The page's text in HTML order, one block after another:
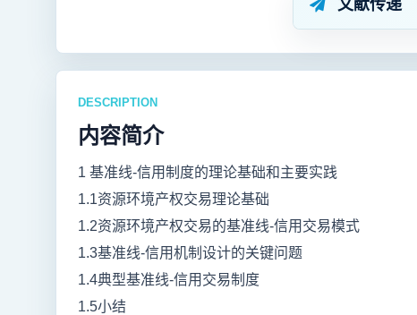
文献传递
DESCRIPTION
内容简介
1 基准线-信用制度的理论基础和主要实践
1.1资源环境产权交易理论基础
1.2资源环境产权交易的基准线-信用交易模式
1.3基准线-信用机制设计的关键问题
1.4典型基准线-信用交易制度
1.5小结